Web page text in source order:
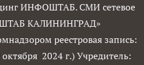
ИНФОШТАБ. СМИ сетевое
КАЛИНИНГРАД»
реестровая запись:
2024 г.) Учредитель: